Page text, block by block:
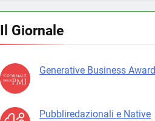
Il Giornale
Generative Business Award
Pubbliredazionali e Native